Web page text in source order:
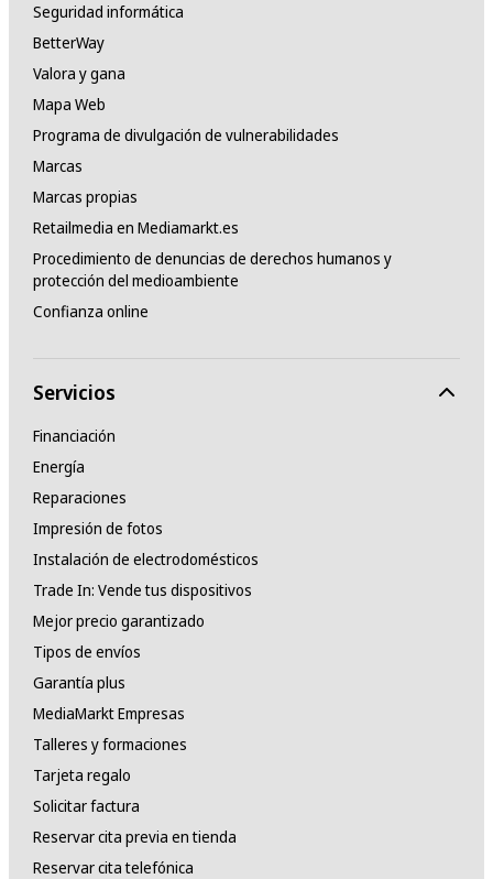
Seguridad informática
BetterWay
Valora y gana
Mapa Web
Programa de divulgación de vulnerabilidades
Marcas
Marcas propias
Retailmedia en Mediamarkt.es
Procedimiento de denuncias de derechos humanos y
protección del medioambiente
Confianza online
Servicios
Financiación
Energía
Reparaciones
Impresión de fotos
Instalación de electrodomésticos
Trade In: Vende tus dispositivos
Mejor precio garantizado
Tipos de envíos
Garantía plus
MediaMarkt Empresas
Talleres y formaciones
Tarjeta regalo
Solicitar factura
Reservar cita previa en tienda
Reservar cita telefónica